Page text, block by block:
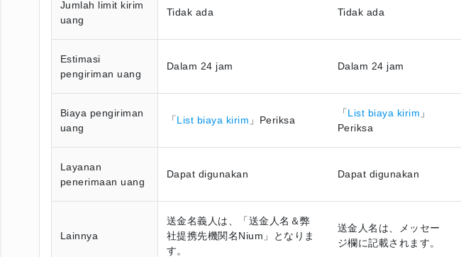
Jumlah limit kirim
uang
Tidak ada Tidak ada
Estimasi
pengiriman uang
Dalam 24 jam Dalam 24 jam
Biaya pengiriman
uang
「List biaya kirim 」Periksa
「List biaya kirim 」
Periksa
Layanan
penerimaan uang
Dapat digunakan Dapat digunakan
Lainnya
送金名義人は、「送金人名＆弊
社提携先機関名Nium」となりま
す。
送金人名は、メッセー
ジ欄に記載されます。